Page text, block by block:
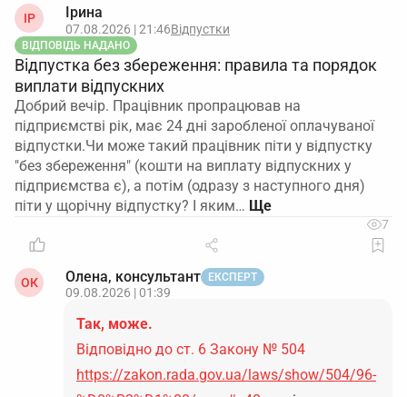
ІР Ірина
07.08.2026 | 21:46Відпустки
ВІДПОВІДЬ НАДАНО
Відпустка без збереження: правила та порядок
виплати відпускних
Добрий вечір. Працівник пропрацював на
підприємстві рік, має 24 дні заробленої оплачуваної
відпустки.Чи може такий працівник піти у відпустку
"без збереження" (кошти на виплату відпускних у
підприємства є), а потім (одразу з наступного дня)
піти у щорічну відпустку? І яким…
7
ОК Олена, консультант ЕКСПЕРТ
09.08.2026 | 01:39
Так, може.
Відповідно до ст. 6 Закону № 504
https://zakon.rada.gov.ua/laws/show/504/96-